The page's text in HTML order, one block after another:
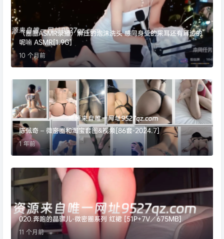
（圈圈ASMR录播）解压的泡沫洗头 感同身受的采耳还有耳边的
呢喃 ASMR[1.9G]
10 个月前
陈佩奇 – 微密圈和淘宝套图&视频[86套-2024.7]
1 年前
020.奔跑的晶骡儿-微密圈系列 红裙 [51P+7V／675MB]
11 个月前